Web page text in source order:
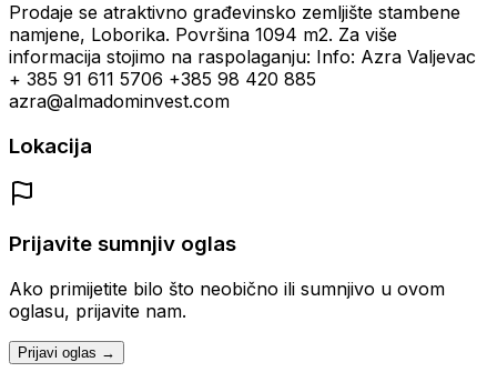
Prodaje se atraktivno građevinsko zemljište stambene
namjene, Loborika. Površina 1094 m2. Za više
informacija stojimo na raspolaganju: Info: Azra Valjevac
+ 385 91 611 5706 +385 98 420 885
azra@almadominvest.com
Lokacija
Prijavite sumnjiv oglas
Ako primijetite bilo što neobično ili sumnjivo u ovom
oglasu, prijavite nam.
Prijavi oglas →